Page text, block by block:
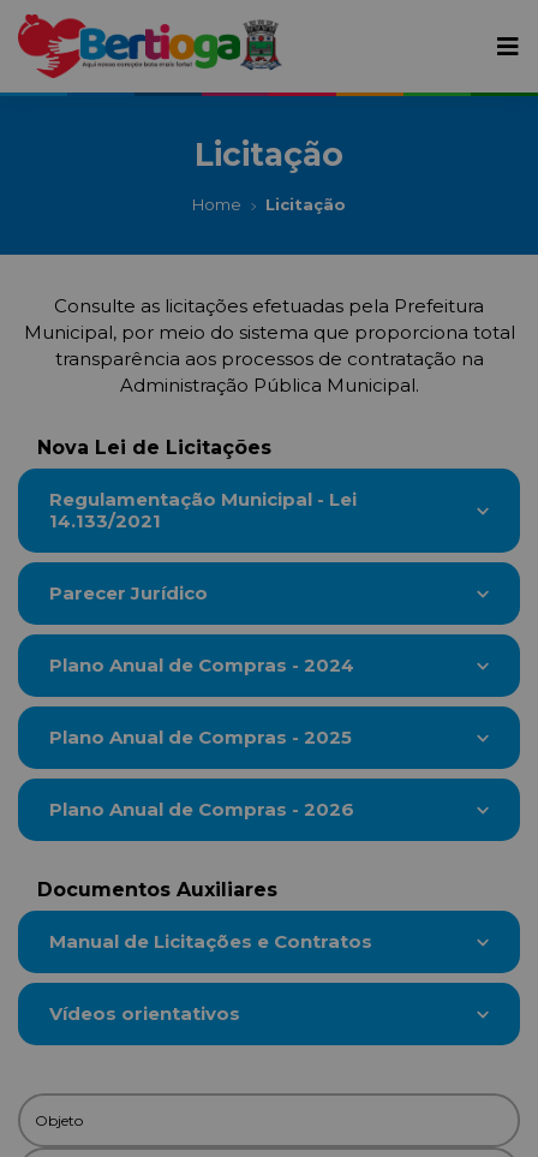
Licitação
Home Licitação
Consulte as licitações efetuadas pela Prefeitura
Municipal, por meio do sistema que proporciona total
transparência aos processos de contratação na
Administração Pública Municipal.
Nova Lei de Licitações
Regulamentação Municipal - Lei
14.133/2021
Parecer Jurídico
Plano Anual de Compras - 2024
Plano Anual de Compras - 2025
Plano Anual de Compras - 2026
Documentos Auxiliares
Manual de Licitações e Contratos
Vídeos orientativos